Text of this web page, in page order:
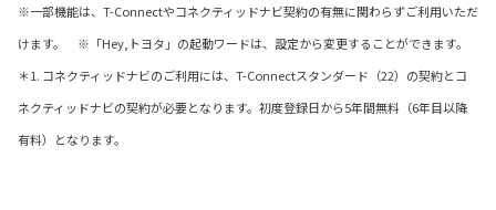
※一部機能は、T-Connectやコネクティッドナビ契約の有無に関わらずご利用いただ
けます。 ※「Hey,トヨタ」の起動ワードは、設定から変更することができます。
＊1. コネクティッドナビのご利用には、T-Connectスタンダード（22）の契約とコ
ネクティッドナビの契約が必要となります。初度登録日から5年間無料（6年目以降
有料）となります。